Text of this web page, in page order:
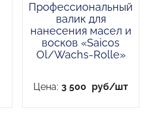
Профессиональный
валик для
нанесения масел и
восков «Saicos
Ol/Wachs-Rolle»
Цена: 3 500 руб/шт